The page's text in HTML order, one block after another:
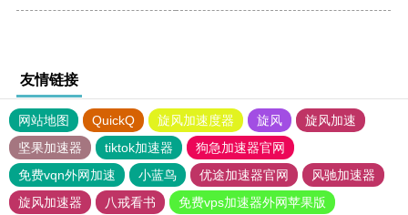
友情链接
网站地图 QuickQ 旋风加速度器 旋风
旋风加速
坚果加速器
tiktok加速器
狗急加速器官网
免费vqn外网加速
小蓝鸟 优途加速器官网
风驰加速器
旋风加速器
八戒看书
免费vps加速器外网苹果版